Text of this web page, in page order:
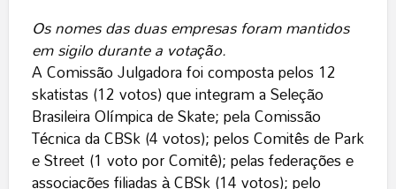
Os nomes das duas empresas foram mantidos
em sigilo durante a votação.
A Comissão Julgadora foi composta pelos 12
skatistas (12 votos) que integram a Seleção
Brasileira Olímpica de Skate; pela Comissão
Técnica da CBSk (4 votos); pelos Comitês de Park
e Street (1 voto por Comitê); pelas federações e
associações filiadas à CBSk (14 votos); pelo